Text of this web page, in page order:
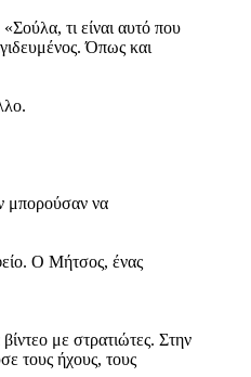
τι είναι αυτό που
Όπως και
μπορούσαν να
Ο Μήτσος, ένας
με στρατιώτες. Στην
τους ήχους, τους